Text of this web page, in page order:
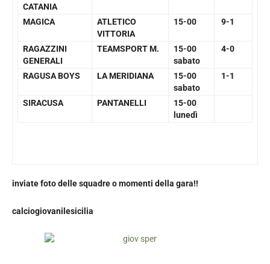
CATANIA
MAGICA
ATLETICO
VITTORIA
15-00 9-1
RAGAZZINI
GENERALI
TEAMSPORT M.
15-00
sabato
4-0
RAGUSA BOYS LA MERIDIANA
15-00
sabato
1-1
SIRACUSA PANTANELLI
15-00
lunedì
inviate foto delle squadre o momenti della gara!!
calciogiovanilesicilia